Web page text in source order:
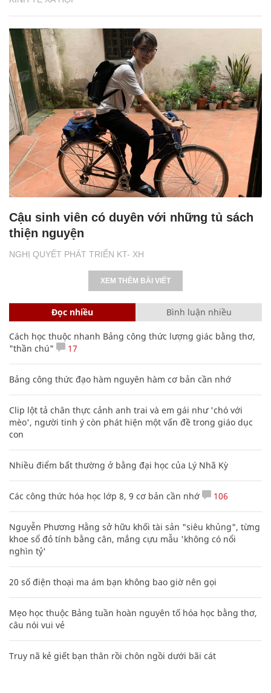
NGHỊ QUYẾT PHÁT TRIỂN KT- XH
Cậu sinh viên có duyên với những tủ sách
thiện nguyện
XEM THÊM BÀI VIẾT
Đọc nhiều Bình luận nhiều
Cách học thuộc nhanh Bảng công thức lượng giác bằng thơ,
"thần chú"
17
Bảng công thức đạo hàm nguyên hàm cơ bản cần nhớ
Clip lột tả chân thực cảnh anh trai và em gái như 'chó với
mèo', người tinh ý còn phát hiện một vấn đề trong giáo dục
con
Nhiều điểm bất thường ở bằng đại học của Lý Nhã Kỳ
Các công thức hóa học lớp 8, 9 cơ bản cần nhớ 106
Nguyễn Phương Hằng sở hữu khối tài sản "siêu khủng", từng
khoe sổ đỏ tính bằng cân, mắng cựu mẫu 'không có nổi
nghìn tỷ'
20 số điện thoại ma ám bạn không bao giờ nên gọi
Mẹo học thuộc Bảng tuần hoàn nguyên tố hóa học bằng thơ,
câu nói vui vẻ
Truy nã kẻ giết bạn thân rồi chôn ngồi dưới bãi cát